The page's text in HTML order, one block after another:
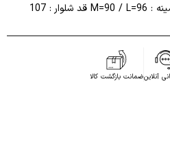
آنلاینضمانت بازگشت کالا